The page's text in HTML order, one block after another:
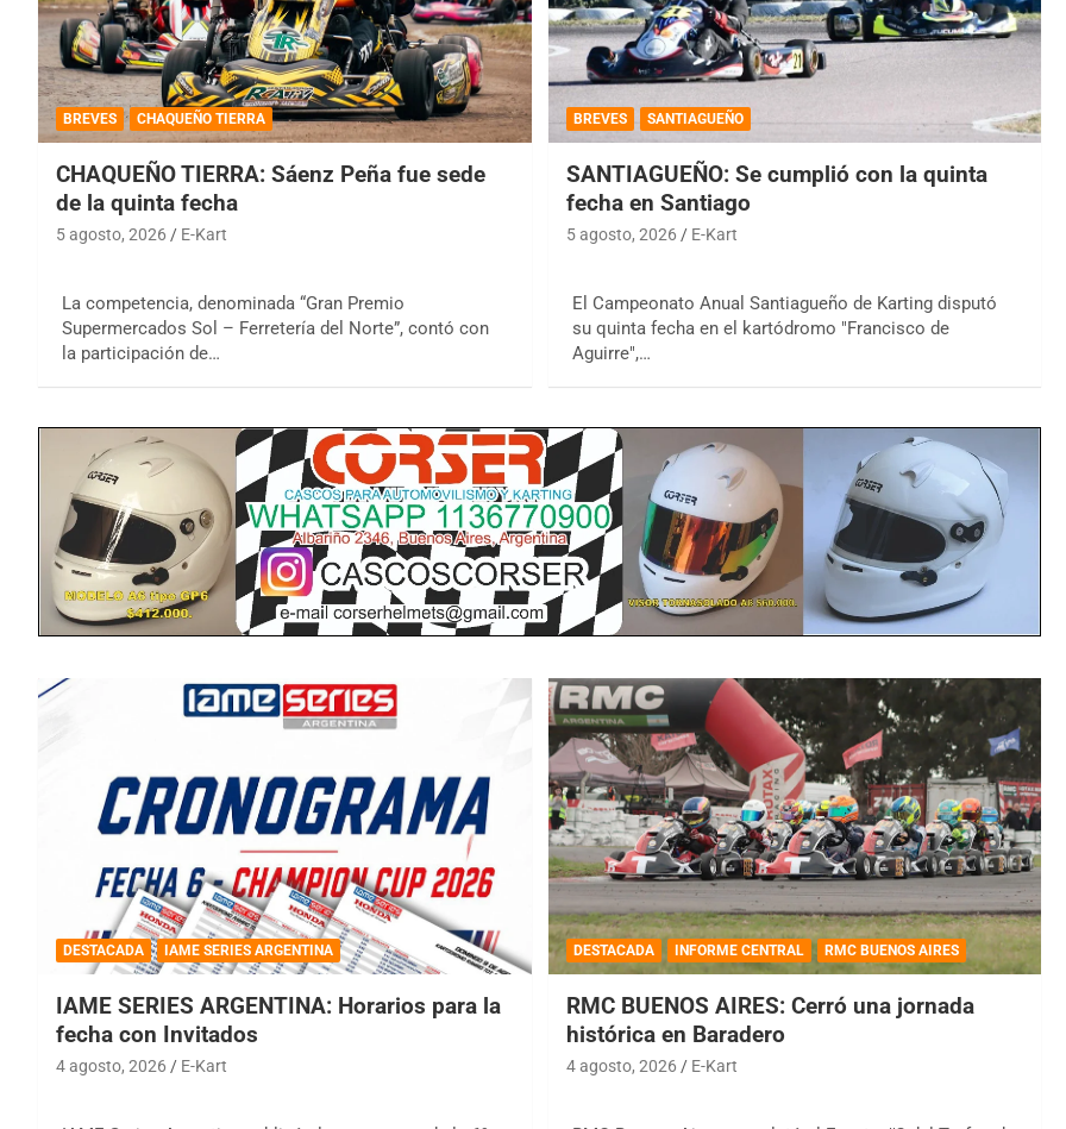
BREVES CHAQUEÑO TIERRA
CHAQUEÑO TIERRA: Sáenz Peña fue sede
de la quinta fecha
5 agosto, 2026 E-Kart
La competencia, denominada “Gran Premio
Supermercados Sol – Ferretería del Norte”, contó con
la participación de…
BREVES SANTIAGUEÑO
SANTIAGUEÑO: Se cumplió con la quinta
fecha en Santiago
5 agosto, 2026 E-Kart
El Campeonato Anual Santiagueño de Karting disputó
su quinta fecha en el kartódromo "Francisco de
Aguirre",…
DESTACADA IAME SERIES ARGENTINA
IAME SERIES ARGENTINA: Horarios para la
fecha con Invitados
4 agosto, 2026 E-Kart
DESTACADA INFORME CENTRAL RMC BUENOS AIRES
RMC BUENOS AIRES: Cerró una jornada
histórica en Baradero
4 agosto, 2026 E-Kart